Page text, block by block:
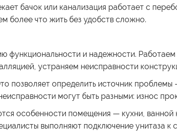
бачок или канализация работает с
более что жить без удобств сложно.
функциональности и надежности.
устраняем неисправности
позволяет определить источник
могут быть разными: износ
особенности помещения — кухни,
выполняют подключение унитаза